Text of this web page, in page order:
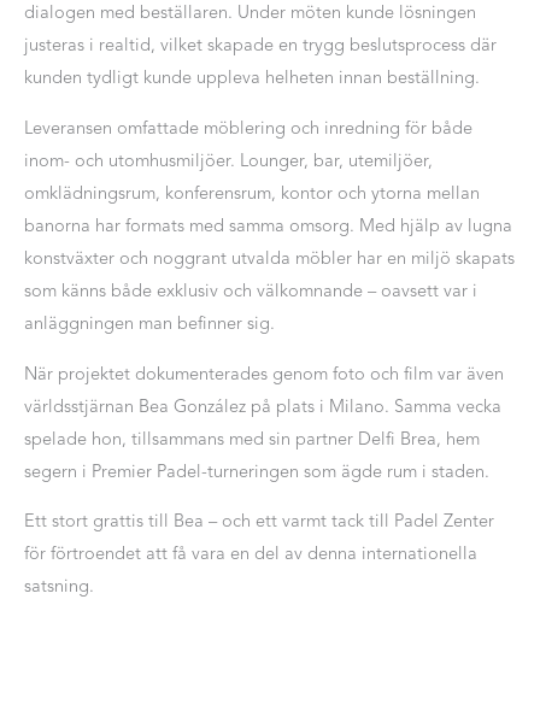
dialogen med beställaren. Under möten kunde lösningen
justeras i realtid, vilket skapade en trygg beslutsprocess där
kunden tydligt kunde uppleva helheten innan beställning.
Leveransen omfattade möblering och inredning för både
inom- och utomhusmiljöer. Lounger, bar, utemiljöer,
omklädningsrum, konferensrum, kontor och ytorna mellan
banorna har formats med samma omsorg. Med hjälp av lugna
konstväxter och noggrant utvalda möbler har en miljö skapats
som känns både exklusiv och välkomnande – oavsett var i
anläggningen man befinner sig.
När projektet dokumenterades genom foto och film var även
världsstjärnan Bea González på plats i Milano. Samma vecka
spelade hon, tillsammans med sin partner Delfi Brea, hem
segern i Premier Padel-turneringen som ägde rum i staden.
Ett stort grattis till Bea – och ett varmt tack till Padel Zenter
för förtroendet att få vara en del av denna internationella
satsning.